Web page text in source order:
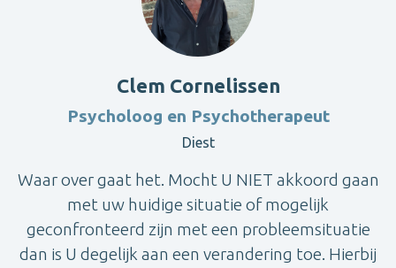
Clem Cornelissen
Psycholoog en Psychotherapeut
Diest
Waar over gaat het. Mocht U NIET akkoord gaan
met uw huidige situatie of mogelijk
geconfronteerd zijn met een probleemsituatie
dan is U degelijk aan een verandering toe. Hierbij